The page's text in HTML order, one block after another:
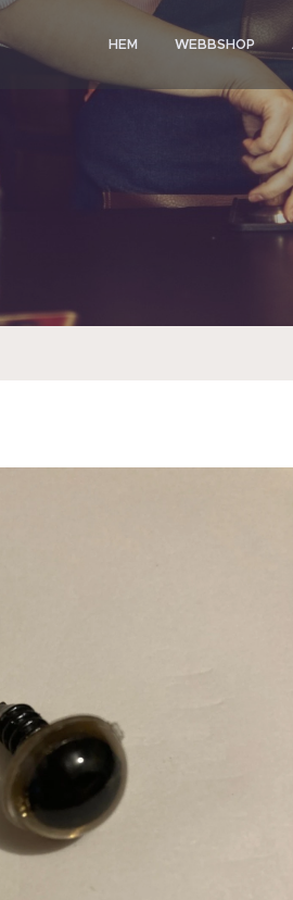
HEM WEBBSHOP